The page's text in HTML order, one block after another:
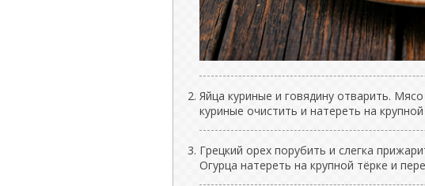
Яйца куриные и говядину отварить.
куриные очистить и натереть на крупной
Грецкий орех порубить и слегка
Огурца натереть на крупной тёрке и